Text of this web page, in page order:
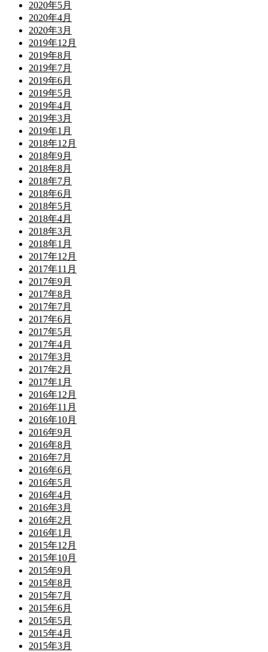
2020年5月
2020年4月
2020年3月
2019年12月
2019年8月
2019年7月
2019年6月
2019年5月
2019年4月
2019年3月
2019年1月
2018年12月
2018年9月
2018年8月
2018年7月
2018年6月
2018年5月
2018年4月
2018年3月
2018年1月
2017年12月
2017年11月
2017年9月
2017年8月
2017年7月
2017年6月
2017年5月
2017年4月
2017年3月
2017年2月
2017年1月
2016年12月
2016年11月
2016年10月
2016年9月
2016年8月
2016年7月
2016年6月
2016年5月
2016年4月
2016年3月
2016年2月
2016年1月
2015年12月
2015年10月
2015年9月
2015年8月
2015年7月
2015年6月
2015年5月
2015年4月
2015年3月